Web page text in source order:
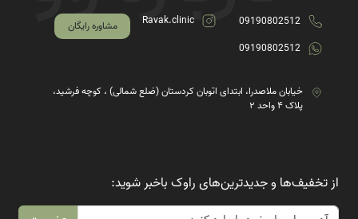
09190802512
09190802512
Ravak.clinic مشاوره رایگان
خیابان ملاصدرا، ابتدای اتوبان کردستان (ضلع شمالی) ، کوچه فرشید،
پلاک ۴ واحد ۲
از تخفیف‌ها و جدیدترین‌های راوک باخبر شوید: